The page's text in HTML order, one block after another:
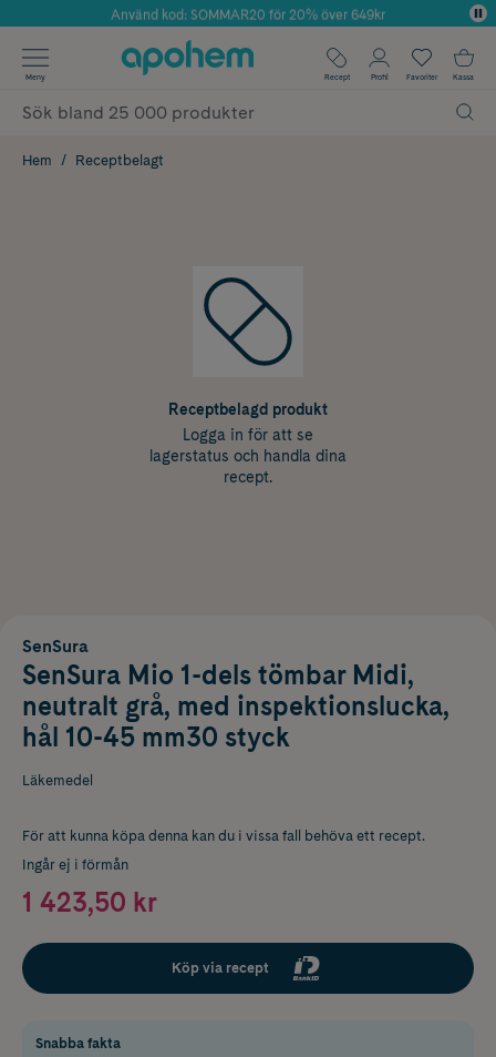
Årets Butik 2025 inom Skönhet
Använd kod: SOMMAR20 för 20% över 649kr
✓ Fri frakt
✓ Poäng på alla köp*
Meny Recept Profil Favoriter Kassa
Hem Receptbelagt
Receptbelagd produkt
Logga in för att se
lagerstatus och handla dina
recept.
SenSura
SenSura Mio 1-dels tömbar Midi,
neutralt grå, med inspektionslucka,
hål 10-45 mm30 styck
Läkemedel
För att kunna köpa denna kan du i vissa fall behöva ett recept.
Ingår ej i förmån
1 423,50 kr
Köp via recept
Snabba fakta